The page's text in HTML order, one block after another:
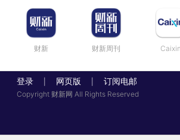
财新 财新周刊 Caixin
登录 网页版 订阅电邮
Copyright 财新网 All Rights Reserved